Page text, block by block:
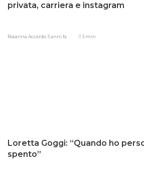
privata, carriera e instagram
Rosanna Accardo3 anni fa 3 min
Loretta Goggi: “Quando ho
spento”